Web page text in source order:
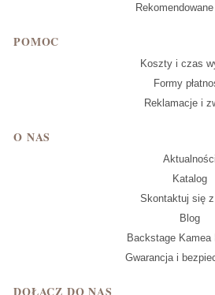
POMOC
Koszty i czas
Formy
Reklamacje i
O NAS
Aktualności
Katalog
Skontaktuj się
Blog
Backstage Kamea
Gwarancja i
DOŁĄCZ DO NAS